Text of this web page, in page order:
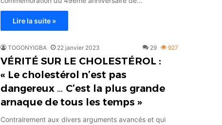
Lire la suite »
TOGONYIGBA 22 janvier 2023 29 927
VÉRITÉ SUR LE CHOLESTÉROL :
« Le cholestérol n’est pas
dangereux … C’est la plus grande
arnaque de tous les temps »
Contrairement aux divers arguments avancés et qui